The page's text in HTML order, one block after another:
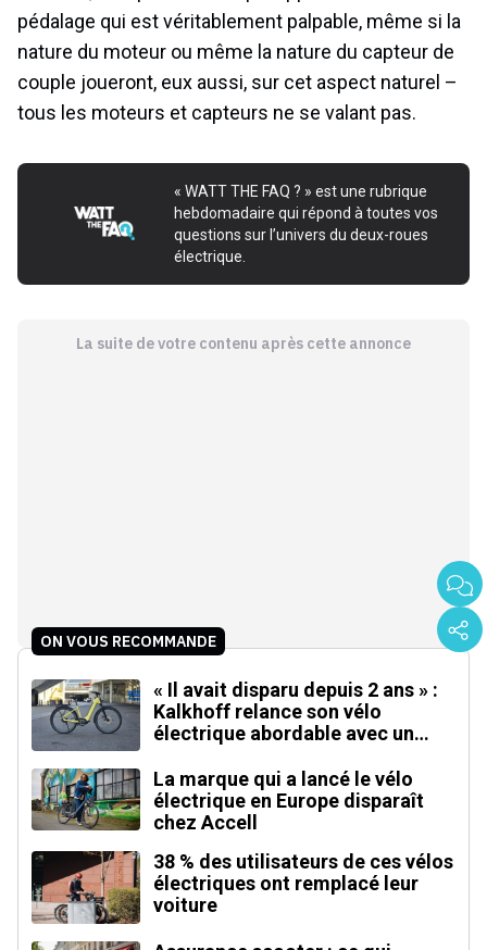
pédalage qui est véritablement palpable, même si la
nature du moteur ou même la nature du capteur de
couple joueront, eux aussi, sur cet aspect naturel –
tous les moteurs et capteurs ne se valant pas.
« WATT THE FAQ ? » est une rubrique
hebdomadaire qui répond à toutes vos
questions sur l’univers du deux-roues
électrique.
La suite de votre contenu après cette annonce
ON VOUS RECOMMANDE
« Il avait disparu depuis 2 ans » :
Kalkhoff relance son vélo
électrique abordable avec un
La marque qui a lancé le vélo
électrique en Europe disparaît
chez Accell
38 % des utilisateurs de ces vélos
électriques ont remplacé leur
voiture